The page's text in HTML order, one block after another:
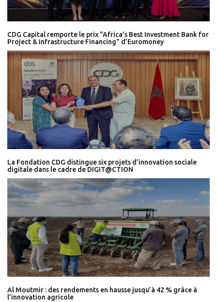
CDG Capital remporte le prix "Africa’s Best Investment Bank for
Project & Infrastructure Financing" d’Euromoney
La Fondation CDG distingue six projets d’innovation sociale
digitale dans le cadre de DIGIT@CTION
Al Moutmir : des rendements en hausse jusqu’à 42 % grâce à
l’innovation agricole